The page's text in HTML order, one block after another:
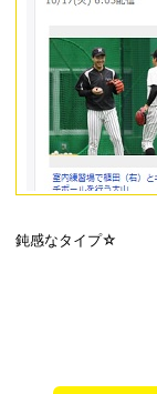
鈍感なタイプ☆